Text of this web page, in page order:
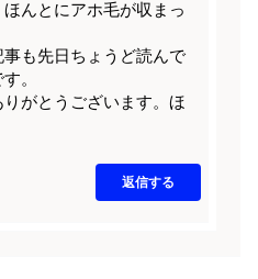
んとにアホ毛が収まっ
も先日ちょうど読んで
。
がとうございます。ほ
返信する